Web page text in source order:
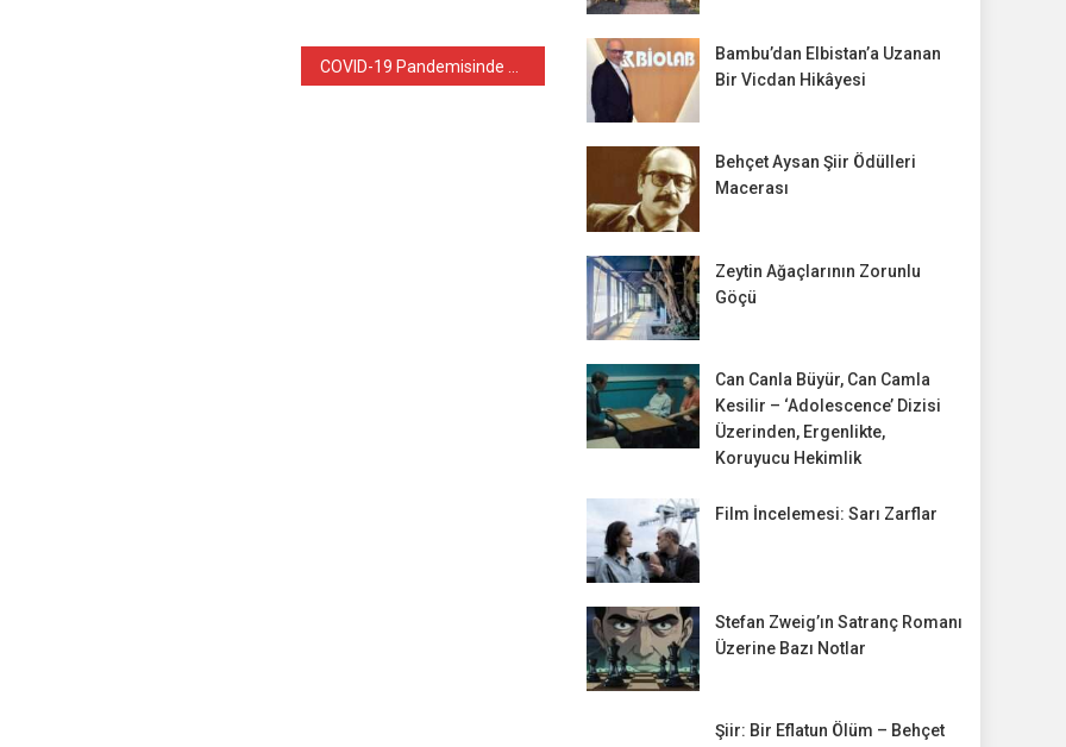
Bambu’dan Elbistan’a Uzanan
Bir Vicdan Hikâyesi
Behçet Aysan Şiir Ödülleri
Macerası
Zeytin Ağaçlarının Zorunlu
Göçü
Can Canla Büyür, Can Camla
Kesilir – ‘Adolescence’ Dizisi
Üzerinden, Ergenlikte,
Koruyucu Hekimlik
Film İncelemesi: Sarı Zarflar
Stefan Zweig’ın Satranç Romanı
Üzerine Bazı Notlar
Şiir: Bir Eflatun Ölüm – Behçet